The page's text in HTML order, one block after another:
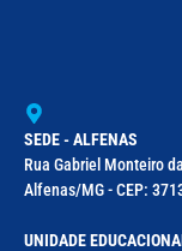
SEDE - ALFENAS
Rua Gabriel Monteiro
Alfenas/MG - CEP:
UNIDADE